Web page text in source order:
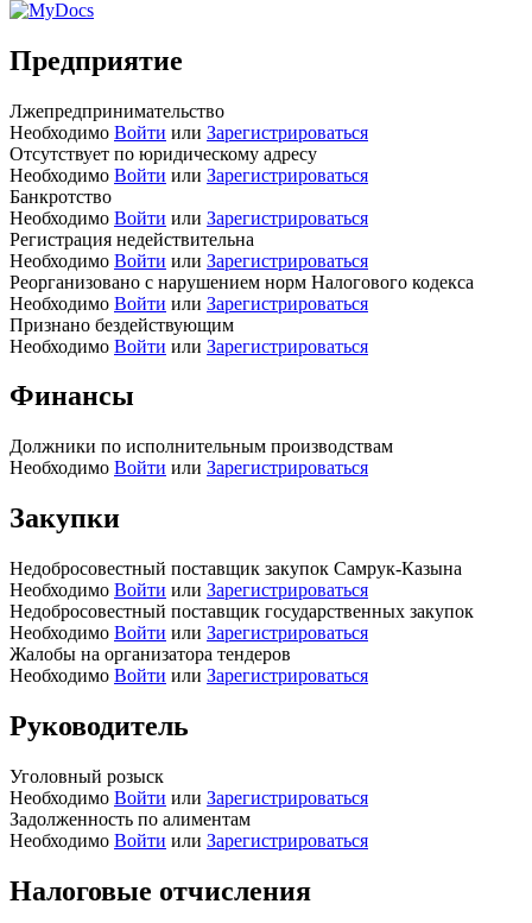
Предприятие
Лжепредпринимательство
Необходимо Войти или Зарегистрироваться
Отсутствует по юридическому адресу
Необходимо Войти или Зарегистрироваться
Банкротство
Необходимо Войти или Зарегистрироваться
Регистрация недействительна
Необходимо Войти или Зарегистрироваться
Реорганизовано с нарушением норм Налогового кодекса
Необходимо Войти или Зарегистрироваться
Признано бездействующим
Необходимо Войти или Зарегистрироваться
Финансы
Должники по исполнительным производствам
Необходимо Войти или Зарегистрироваться
Закупки
Недобросовестный поставщик закупок Самрук-Казына
Необходимо Войти или Зарегистрироваться
Недобросовестный поставщик государственных закупок
Необходимо Войти или Зарегистрироваться
Жалобы на организатора тендеров
Необходимо Войти или Зарегистрироваться
Руководитель
Уголовный розыск
Необходимо Войти или Зарегистрироваться
Задолженность по алиментам
Необходимо Войти или Зарегистрироваться
Налоговые отчисления